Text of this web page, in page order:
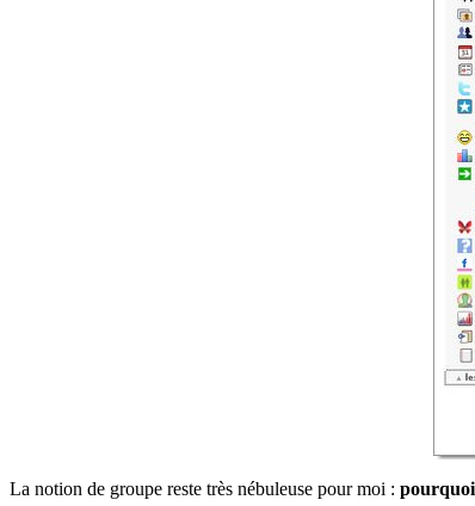
La notion de groupe reste très nébuleuse pour moi :